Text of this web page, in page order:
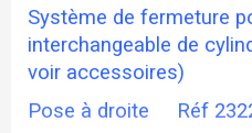
Système de fermeture
interchangeable de
voir accessoires)
Pose à droite Réf